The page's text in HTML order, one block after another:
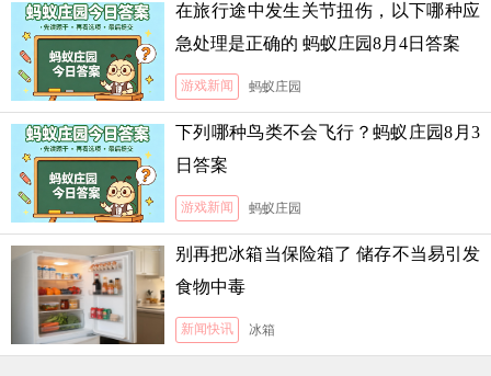
在旅行途中发生关节扭伤，以下哪种应
急处理是正确的 蚂蚁庄园8月4日答案
游戏新闻 蚂蚁庄园
下列哪种鸟类不会飞行？蚂蚁庄园8月3
日答案
游戏新闻 蚂蚁庄园
别再把冰箱当保险箱了 储存不当易引发
食物中毒
新闻快讯 冰箱